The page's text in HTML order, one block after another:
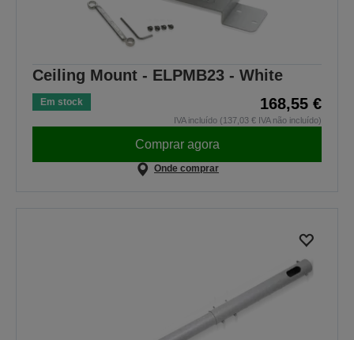
Ceiling Mount - ELPMB23 - White
Em stock 168,55 €
IVA incluído (137,03 € IVA não incluído)
Comprar agora
Onde comprar